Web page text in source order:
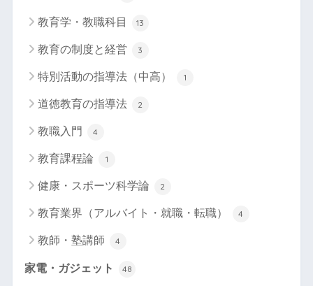
教育学・教職科目 13
教育の制度と経営 3
特別活動の指導法（中高） 1
道徳教育の指導法 2
教職入門 4
教育課程論 1
健康・スポーツ科学論 2
教育業界（アルバイト・就職・転職） 4
教師・塾講師 4
家電・ガジェット 48